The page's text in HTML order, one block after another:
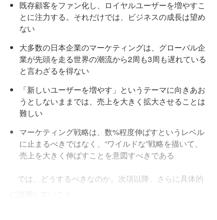
既存顧客をファン化し、ロイヤルユーザーを増やすこ
とに注力する。それだけでは、ビジネスの成長は望め
ない
大多数の日本企業のマーケティングは、グローバル企
業が先頭を走る世界の潮流から2周も3周も遅れている
と言わざるを得ない
「新しいユーザーを増やす」というテーマに向きあお
うとしないままでは、売上を大きく拡大させることは
難しい
マーケティング戦略は、数%程度伸ばすというレベル
に止まるべきではなく、“ワイルドな”戦略を描いて、
売上を大きく伸ばすことを意図すべきである
では、どうするべきなのか。次項以降、さらに具体的